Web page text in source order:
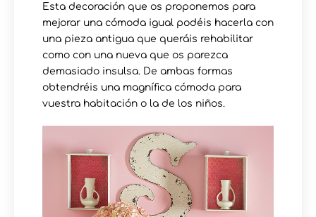
Esta decoración que os proponemos para
mejorar una cómoda igual podéis hacerla con
una pieza antigua que queráis rehabilitar
como con una nueva que os parezca
demasiado insulsa. De ambas formas
obtendréis una magnífica cómoda para
vuestra habitación o la de los niños.